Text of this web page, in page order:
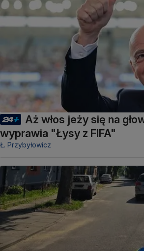
Aż włos jeży się na
wyprawia "Łysy z FIFA"
Ł. Przybyłowicz